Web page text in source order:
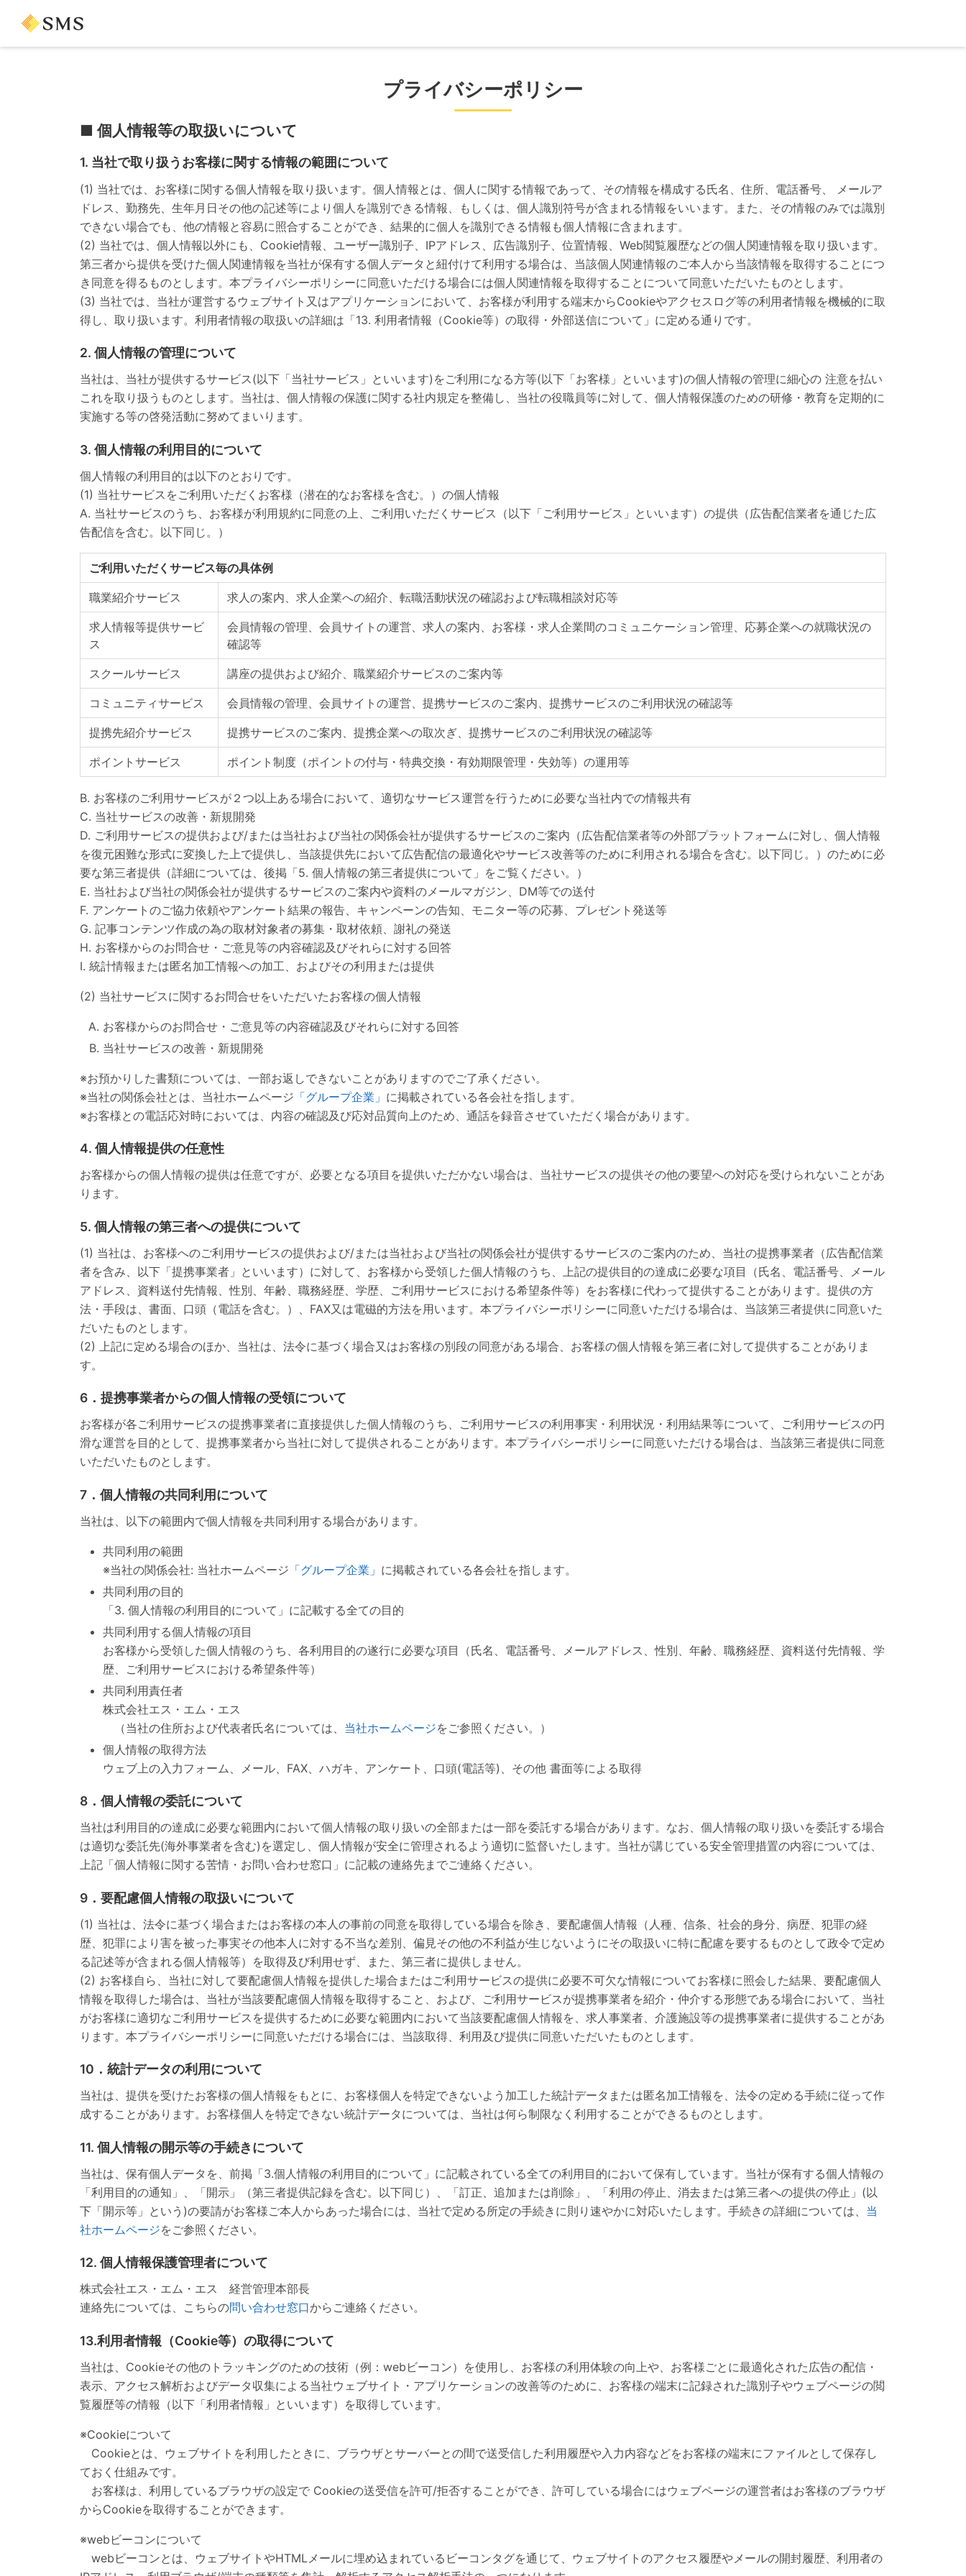
プライバシーポリシー
■ 個人情報等の取扱いについて
1. 当社で取り扱うお客様に関する情報の範囲について
(1) 当社では、お客様に関する個人情報を取り扱います。個人情報とは、個人に関する情報であって、その情報を構成する氏名、住所、電話番号、 メールア
ドレス、勤務先、生年月日その他の記述等により個人を識別できる情報、もしくは、個人識別符号が含まれる情報をいいます。また、その情報のみでは識別
できない場合でも、他の情報と容易に照合することができ、結果的に個人を識別できる情報も個人情報に含まれます。
(2) 当社では、個人情報以外にも、Cookie情報、ユーザー識別子、IPアドレス、広告識別子、位置情報、Web閲覧履歴などの個人関連情報を取り扱います。
第三者から提供を受けた個人関連情報を当社が保有する個人データと紐付けて利用する場合は、当該個人関連情報のご本人から当該情報を取得することにつ
き同意を得るものとします。本プライバシーポリシーに同意いただける場合には個人関連情報を取得することについて同意いただいたものとします。
(3) 当社では、当社が運営するウェブサイト又はアプリケーションにおいて、お客様が利用する端末からCookieやアクセスログ等の利用者情報を機械的に取
得し、取り扱います。利用者情報の取扱いの詳細は「13. 利用者情報（Cookie等）の取得・外部送信について」に定める通りです。
2. 個人情報の管理について
当社は、当社が提供するサービス(以下「当社サービス」といいます)をご利用になる方等(以下「お客様」といいます)の個人情報の管理に細心の 注意を払い
これを取り扱うものとします。当社は、個人情報の保護に関する社内規定を整備し、当社の役職員等に対して、個人情報保護のための研修・教育を定期的に
実施する等の啓発活動に努めてまいります。
3. 個人情報の利用目的について
個人情報の利用目的は以下のとおりです。
(1) 当社サービスをご利用いただくお客様（潜在的なお客様を含む。）の個人情報
A. 当社サービスのうち、お客様が利用規約に同意の上、ご利用いただくサービス（以下「ご利用サービス」といいます）の提供（広告配信業者を通じた広
告配信を含む。以下同じ。）
ご利用いただくサービス毎の具体例
職業紹介サービス 求人の案内、求人企業への紹介、転職活動状況の確認および転職相談対応等
求人情報等提供サービ
ス
会員情報の管理、会員サイトの運営、求人の案内、お客様・求人企業間のコミュニケーション管理、応募企業への就職状況の
確認等
スクールサービス 講座の提供および紹介、職業紹介サービスのご案内等
コミュニティサービス 会員情報の管理、会員サイトの運営、提携サービスのご案内、提携サービスのご利用状況の確認等
提携先紹介サービス 提携サービスのご案内、提携企業への取次ぎ、提携サービスのご利用状況の確認等
ポイントサービス ポイント制度（ポイントの付与・特典交換・有効期限管理・失効等）の運用等
B. お客様のご利用サービスが２つ以上ある場合において、適切なサービス運営を行うために必要な当社内での情報共有
C. 当社サービスの改善・新規開発
D. ご利用サービスの提供および/または当社および当社の関係会社が提供するサービスのご案内（広告配信業者等の外部プラットフォームに対し、個人情報
を復元困難な形式に変換した上で提供し、当該提供先において広告配信の最適化やサービス改善等のために利用される場合を含む。以下同じ。）のために必
要な第三者提供（詳細については、後掲「5. 個人情報の第三者提供について」をご覧ください。）
E. 当社および当社の関係会社が提供するサービスのご案内や資料のメールマガジン、DM等での送付
F. アンケートのご協力依頼やアンケート結果の報告、キャンペーンの告知、モニター等の応募、プレゼント発送等
G. 記事コンテンツ作成の為の取材対象者の募集・取材依頼、謝礼の発送
H. お客様からのお問合せ・ご意見等の内容確認及びそれらに対する回答
I. 統計情報または匿名加工情報への加工、およびその利用または提供
(2) 当社サービスに関するお問合せをいただいたお客様の個人情報
お客様からのお問合せ・ご意見等の内容確認及びそれらに対する回答
当社サービスの改善・新規開発
※お預かりした書類については、一部お返しできないことがありますのでご了承ください。
※当社の関係会社とは、当社ホームページ 「グループ企業」 に掲載されている各会社を指します。
※お客様との電話応対時においては、内容の確認及び応対品質向上のため、通話を録音させていただく場合があります。
4. 個人情報提供の任意性
お客様からの個人情報の提供は任意ですが、必要となる項目を提供いただかない場合は、当社サービスの提供その他の要望への対応を受けられないことがあ
ります。
5. 個人情報の第三者への提供について
(1) 当社は、お客様へのご利用サービスの提供および/または当社および当社の関係会社が提供するサービスのご案内のため、当社の提携事業者（広告配信業
者を含み、以下「提携事業者」といいます）に対して、お客様から受領した個人情報のうち、上記の提供目的の達成に必要な項目（氏名、電話番号、メール
アドレス、資料送付先情報、性別、年齢、職務経歴、学歴、ご利用サービスにおける希望条件等）をお客様に代わって提供することがあります。提供の方
法・手段は、書面、口頭（電話を含む。）、FAX又は電磁的方法を用います。本プライバシーポリシーに同意いただける場合は、当該第三者提供に同意いた
だいたものとします。
(2) 上記に定める場合のほか、当社は、法令に基づく場合又はお客様の別段の同意がある場合、お客様の個人情報を第三者に対して提供することがありま
す。
6．提携事業者からの個人情報の受領について
お客様が各ご利用サービスの提携事業者に直接提供した個人情報のうち、ご利用サービスの利用事実・利用状況・利用結果等について、ご利用サービスの円
滑な運営を目的として、提携事業者から当社に対して提供されることがあります。本プライバシーポリシーに同意いただける場合は、当該第三者提供に同意
いただいたものとします。
7．個人情報の共同利用について
当社は、以下の範囲内で個人情報を共同利用する場合があります。
共同利用の範囲
※当社の関係会社: 当社ホームページ 「グループ企業」 に掲載されている各会社を指します。
共同利用の目的
「3. 個人情報の利用目的について」に記載する全ての目的
共同利用する個人情報の項目
お客様から受領した個人情報のうち、各利用目的の遂行に必要な項目（氏名、電話番号、メールアドレス、性別、年齢、職務経歴、資料送付先情報、学
歴、ご利用サービスにおける希望条件等）
共同利用責任者
株式会社エス・エム・エス
（当社の住所および代表者氏名については、 当社ホームページをご参照ください。）
個人情報の取得方法
ウェブ上の入力フォーム、メール、FAX、ハガキ、アンケート、口頭(電話等)、その他 書面等による取得
8．個人情報の委託について
当社は利用目的の達成に必要な範囲内において個人情報の取り扱いの全部または一部を委託する場合があります。なお、個人情報の取り扱いを委託する場合
は適切な委託先(海外事業者を含む)を選定し、個人情報が安全に管理されるよう適切に監督いたします。当社が講じている安全管理措置の内容については、
上記「個人情報に関する苦情・お問い合わせ窓口」に記載の連絡先までご連絡ください。
9．要配慮個人情報の取扱いについて
(1) 当社は、法令に基づく場合またはお客様の本人の事前の同意を取得している場合を除き、要配慮個人情報（人種、信条、社会的身分、病歴、犯罪の経
歴、犯罪により害を被った事実その他本人に対する不当な差別、偏見その他の不利益が生じないようにその取扱いに特に配慮を要するものとして政令で定め
る記述等が含まれる個人情報等）を取得及び利用せず、また、第三者に提供しません。
(2) お客様自ら、当社に対して要配慮個人情報を提供した場合またはご利用サービスの提供に必要不可欠な情報についてお客様に照会した結果、要配慮個人
情報を取得した場合は、当社が当該要配慮個人情報を取得すること、および、ご利用サービスが提携事業者を紹介・仲介する形態である場合において、当社
がお客様に適切なご利用サービスを提供するために必要な範囲内において当該要配慮個人情報を、求人事業者、介護施設等の提携事業者に提供することがあ
ります。本プライバシーポリシーに同意いただける場合には、当該取得、利用及び提供に同意いただいたものとします。
10．統計データの利用について
当社は、提供を受けたお客様の個人情報をもとに、お客様個人を特定できないよう加工した統計データまたは匿名加工情報を、法令の定める手続に従って作
成することがあります。お客様個人を特定できない統計データについては、当社は何ら制限なく利用することができるものとします。
11. 個人情報の開示等の手続きについて
当社は、保有個人データを、前掲「3.個人情報の利用目的について」に記載されている全ての利用目的において保有しています。当社が保有する個人情報の
「利用目的の通知」、「開示」（第三者提供記録を含む。以下同じ）、「訂正、追加または削除」、「利用の停止、消去または第三者への提供の停止」(以
下「開示等」という)の要請がお客様ご本人からあった場合には、当社で定める所定の手続きに則り速やかに対応いたします。手続きの詳細については、 当
社ホームページをご参照ください。
12. 個人情報保護管理者について
株式会社エス・エム・エス 経営管理本部長
連絡先については、こちらの問い合わせ窓口からご連絡ください。
13.利用者情報（Cookie等）の取得について
当社は、Cookieその他のトラッキングのための技術（例：webビーコン）を使用し、お客様の利用体験の向上や、お客様ごとに最適化された広告の配信・
表示、アクセス解析およびデータ収集による当社ウェブサイト・アプリケーションの改善等のために、お客様の端末に記録された識別子やウェブページの閲
覧履歴等の情報（以下「利用者情報」といいます）を取得しています。
※Cookieについて
Cookieとは、ウェブサイトを利用したときに、ブラウザとサーバーとの間で送受信した利用履歴や入力内容などをお客様の端末にファイルとして保存し
ておく仕組みです。
お客様は、利用しているブラウザの設定で Cookieの送受信を許可/拒否することができ、許可している場合にはウェブページの運営者はお客様のブラウザ
からCookieを取得することができます。
※webビーコンについて
webビーコンとは、ウェブサイトやHTMLメールに埋め込まれているビーコンタグを通じて、ウェブサイトのアクセス履歴やメールの開封履歴、利用者の